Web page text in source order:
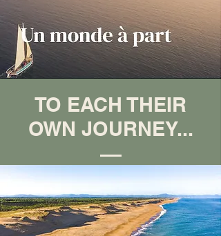
TO EACH THEIR
OWN JOURNEY...